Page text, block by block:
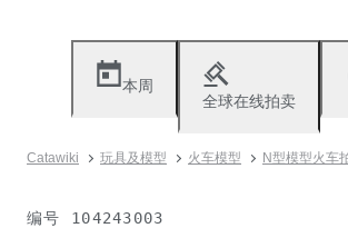
本周
全球在线拍卖
Catawiki 玩具及模型 火车模型 N型模型火车
编号 104243003